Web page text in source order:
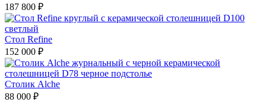
187 800 ₽
Стол Refine
152 000 ₽
Столик Alche
88 000 ₽